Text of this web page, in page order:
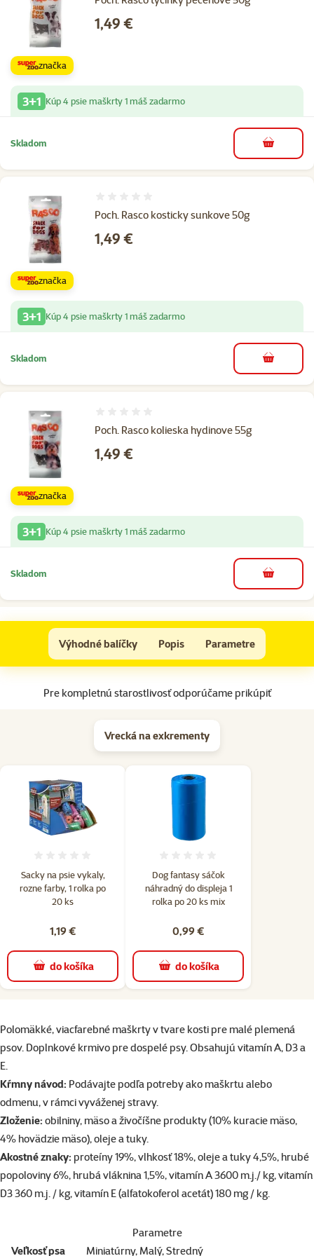
Cena
1,49 €
značka
3+1 Kúp 4 psie maškrty 1 máš zadarmo
Skladom do košíka
Poch. Rasco kosticky sunkove 50g
Cena
1,49 €
značka
3+1 Kúp 4 psie maškrty 1 máš zadarmo
Skladom do košíka
Poch. Rasco kolieska hydinove 55g
Cena
1,49 €
značka
3+1 Kúp 4 psie maškrty 1 máš zadarmo
Skladom do košíka
ONTARIO Snack Mini Bones 100g
Výhodné balíčky Popis Parametre
Na začiatok stránky
Pre kompletnú starostlivosť odporúčame prikúpiť
Vrecká na exkrementy
Sacky na psie vykaly,
rozne farby, 1 rolka po
20 ks
1,19 €
do košíka
Dog fantasy sáčok
náhradný do displeja 1
rolka po 20 ks mix
0,99 €
do košíka
superzoo.product.detail.content
Polomäkké, viacfarebné maškrty v tvare kosti pre malé plemená
psov. Doplnkové krmivo pre dospelé psy. Obsahujú vitamín A, D3 a
E.
Kŕmny návod: Podávajte podľa potreby ako maškrtu alebo
odmenu, v rámci vyváženej stravy.
Zloženie: obilniny, mäso a živočíšne produkty (10% kuracie mäso,
4% hovädzie mäso), oleje a tuky.
Akostné znaky: proteíny 19%, vlhkosť 18%, oleje a tuky 4,5%, hrubé
popoloviny 6%, hrubá vláknina 1,5%, vitamín A 3600 m.j./ kg, vitamín
D3 360 m.j. / kg, vitamín E (alfatokoferol acetát) 180 mg / kg.
Parametre
Veľkosť psa
Miniatúrny, Malý, Stredný